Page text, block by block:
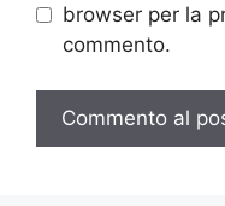
browser per la
commento.